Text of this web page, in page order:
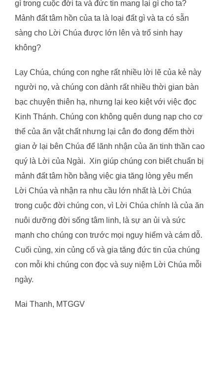
gì trong cuộc đời ta và đức tin mang lại gì cho ta?
Mảnh đất tâm hồn của ta là loại đất gì và ta có sẵn
sàng cho Lời Chúa được lớn lên và trổ sinh hay
không?
Lạy Chúa, chúng con nghe rất nhiều lời lẽ của kẻ này
người nọ, và chúng con dành rất nhiều thời gian bàn
bạc chuyện thiên hạ, nhưng lại keo kiệt với việc đọc
Kinh Thánh. Chúng con không quên dung nạp cho cơ
thể của ăn vật chất nhưng lại cân đo đong đếm thời
gian ở lại bên Chúa để lãnh nhận của ăn tinh thần cao
quý là Lời của Ngài. Xin giúp chúng con biết chuẩn bị
mảnh đất tâm hồn bằng việc gia tăng lòng yêu mến
Lời Chúa và nhận ra nhu cầu lớn nhất là Lời Chúa
trong cuộc đời chúng con, vì Lời Chúa chính là của ăn
nuôi dưỡng đời sống tâm linh, là sự an ủi và sức
mạnh cho chúng con trước mọi nguy hiểm và cám dỗ.
Cuối cùng, xin củng cố và gia tăng đức tin của chúng
con mỗi khi chúng con đọc và suy niệm Lời Chúa mỗi
ngày.
Mai Thanh, MTGGV